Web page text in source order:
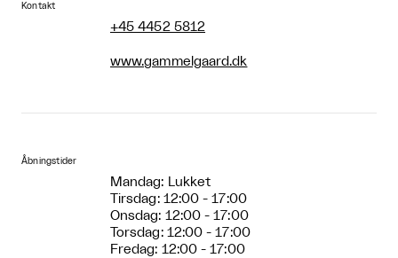
Kontakt
+45 4452 5812
www.gammelgaard.dk
Åbningstider
Mandag: Lukket
Tirsdag: 12:00 - 17:00
Onsdag: 12:00 - 17:00
Torsdag: 12:00 - 17:00
Fredag: 12:00 - 17:00